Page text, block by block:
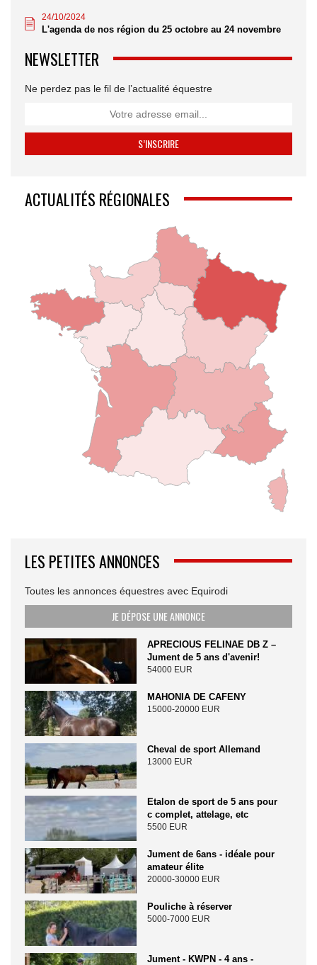
24/10/2024
L'agenda de nos région du 25 octobre au 24 novembre
NEWSLETTER
Ne perdez pas le fil de l’actualité équestre
ACTUALITÉS RÉGIONALES
LES PETITES ANNONCES
Toutes les annonces équestres avec Equirodi
JE DÉPOSE UNE ANNONCE
APRECIOUS FELINAE DB Z –
Jument de 5 ans d'avenir!
54000 EUR
MAHONIA DE CAFENY
15000-20000 EUR
Cheval de sport Allemand
13000 EUR
Etalon de sport de 5 ans pour
c complet, attelage, etc
5500 EUR
Jument de 6ans - idéale pour
amateur élite
20000-30000 EUR
Pouliche à réserver
5000-7000 EUR
Jument - KWPN - 4 ans -